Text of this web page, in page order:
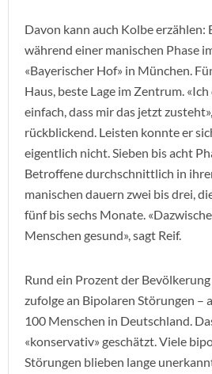
Davon kann auch Kolbe erzählen:
während einer manischen Phase
«Bayerischer Hof» in München.
Haus, beste Lage im Zentrum.
einfach, dass mir das jetzt
rückblickend. Leisten konnte er
eigentlich nicht. Sieben bis acht
Betroffene durchschnittlich in
manischen dauern zwei bis drei,
fünf bis sechs Monate.
Menschen gesund», sagt Reif.
Rund ein Prozent der
zufolge an Bipolaren Störungen –
100 Menschen in Deutschland.
«konservativ» geschätzt. Viele
Störungen blieben lange